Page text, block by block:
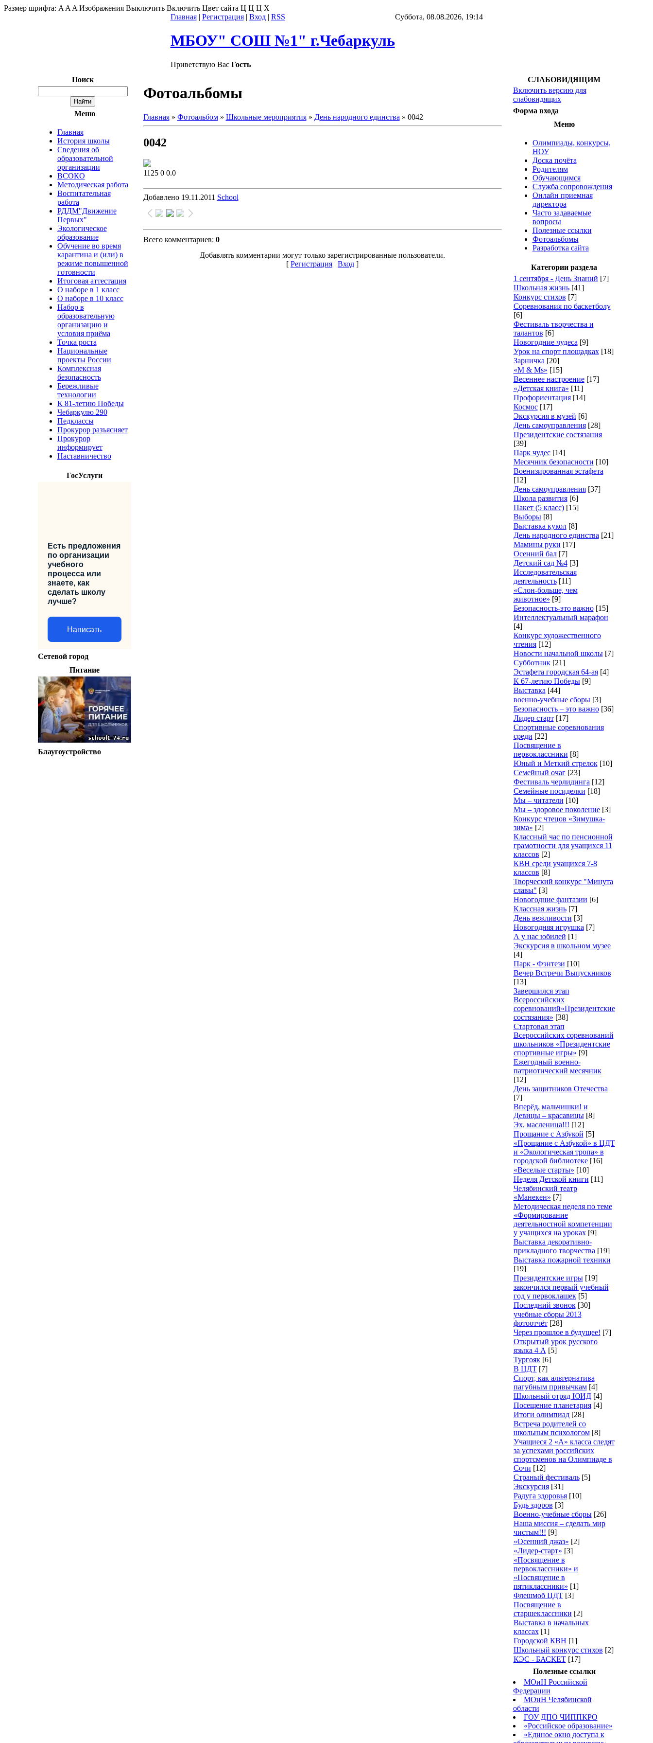
Размер шрифта: A A A Изображения Выключить Включить Цвет сайта Ц Ц Ц Х
Главная| Регистрация| Вход| RSS Суббота, 08.08.2026, 19:14
МБОУ" СОШ №1" г.Чебаркуль
Приветствую Вас Гость
Поиск
Меню
Главная
История школы
Сведения об
образовательной
организации
ВСОКО
Методическая работа
Воспитательная
работа
РДДМ"Движение
Первых"
Экологическое
образование
Обучение во время
карантина и (или) в
режиме повышенной
готовности
Итоговая аттестация
О наборе в 1 класс
О наборе в 10 класс
Набор в
образовательную
организацию и
условия приёма
Точка роста
Национальные
проекты России
Комплексная
безопасность
Бережливые
технологии
К 81-летию Победы
Чебаркулю 290
Педклассы
Прокурор разъясняет
Прокурор
информирует
Наставничество
ГосУслуги
Есть предложения
по организации
учебного
процесса или
знаете, как
сделать школу
лучше?
Написать
Сетевой город
Питание
Блаугоустройство
Фотоальбомы
Главная» Фотоальбом» Школьные мероприятия» День народного единства » 0042
0042
1125 0 0.0
Добавлено19.11.2011 School
Всего комментариев: 0
Добавлять комментарии могут только зарегистрированные пользователи.
[ Регистрация | Вход ]
СЛАБОВИДЯЩИМ
Включить версию для
слабовидящих
Форма входа
Меню
Олимпиады, конкурсы,
НОУ
Доска почёта
Родителям
Обучающимся
Служба сопровождения
Онлайн приемная
директора
Часто задаваемые
вопросы
Полезные ссылки
Фотоальбомы
Разработка сайта
Категории раздела
1 сентября - День Знаний [7]
Школьная жизнь [41]
Конкурс стихов [7]
Cоревнования по баскетболу
[6]
Фестиваль творчества и
талантов [6]
Новогодние чудеса [9]
Урок на спорт площадках [18]
Зарничка [20]
«M & Ms» [15]
Весеннее настроение [17]
«Детская книга» [11]
Профориентация [14]
Космос [17]
Экскурсия в музей [6]
День самоуправления [28]
Президентские состязания
[39]
Парк чудес [14]
Месячник безопасности [10]
Военизированная эстафета
[12]
День самоуправления [37]
Школа развития [6]
Пакет (5 класс) [15]
Выборы [8]
Выставка кукол [8]
День народного единства [21]
Мамины руки [17]
Осенний бал [7]
Детский сад №4 [3]
Исследовательская
деятельность [11]
«Слон-больше, чем
животное» [9]
Безопасность-это важно [15]
Интеллектуальный марафон
[4]
Конкурс художественного
чтения [12]
Новости начальной школы [7]
Субботник [21]
Эстафета городская 64-ая [4]
К 67-летию Победы [9]
Выставка [44]
военно-учебные сборы [3]
Безопасность – это важно [36]
Лидер старт [17]
Cпортивные соревнования
среди [22]
Посвящение в
первоклассники [8]
Юный и Меткий стрелок [10]
Семейный очаг [23]
Фестиваль черлидинга [12]
Семейные посиделки [18]
Мы – читатели [10]
Мы – здоровое поколение [3]
Конкурс чтецов «Зимушка-
зима» [2]
Классный час по пенсионной
грамотности для учащихся 11
классов [2]
КВН среди учащихся 7-8
классов [8]
Творческий конкурс "Минута
славы" [3]
Новогодние фантазии [6]
Классная жизнь [7]
День вежливости [3]
Новогодняя игрушка [7]
А у нас юбилей [1]
Экскурсия в школьном музее
[4]
Парк - Фэнтези [10]
Вечер Встречи Выпускников
[13]
Завершился этап
Всероссийских
соревнований«Президентские
состязания» [38]
Стартовал этап
Всероссийских соревнований
школьников «Президентские
спортивные игры» [9]
Ежегодный военно-
патриотический месячник
[12]
День защитников Отечества
[7]
Вперёд, мальчишки! и
Девицы – красавицы [8]
Эх, масленица!!! [12]
Прощание с Азбукой [5]
«Прощание с Азбукой» в ЦДТ
и «Экологическая тропа» в
городской библиотеке [16]
«Веселые старты» [10]
Неделя Детской книги [11]
Челябинский театр
«Манекен» [7]
Методическая неделя по теме
«Формирование
деятельностной компетенции
у учащихся на уроках [9]
Выставка декоративно-
прикладного творчества [19]
Выставка пожарной техники
[19]
Президентские игры [19]
закончился первый учебный
год у первоклашек [5]
Последний звонок [30]
учебные сборы 2013
фотоотчёт [28]
Через прошлое в будущее! [7]
Открытый урок русского
языка 4 А [5]
Тургояк [6]
В ЦДТ [7]
Спорт, как альтернатива
пагубным привычкам [4]
Школьный отряд ЮИД [4]
Посещение планетария [4]
Итоги олимпиад [28]
Встреча родителей со
школьным психологом [8]
Учащиеся 2 «А» класса следят
за успехами российских
спортсменов на Олимпиаде в
Сочи [12]
Страный фестиваль [5]
Экскурсия [31]
Радуга здоровья [10]
Будь здоров [3]
Военно-учебные сборы [26]
Наша миссия – сделать мир
чистым!!! [9]
«Осенний джаз» [2]
«Лидер-старт» [3]
«Посвящение в
первоклассники» и
«Посвящение в
пятиклассники» [1]
Флешмоб ЦДТ [3]
Посвящение в
старшеклассники [2]
Выставка в начальных
классах [1]
Городской КВН [1]
Школьный конкурс стихов [2]
КЭС - БАСКЕТ [17]
Полезные ссылки
МОиН Российской
Федерации
МОиН Челябинской
области
ГОУ ДПО ЧИППКРО
«Российское образование»
«Единое окно доступа к